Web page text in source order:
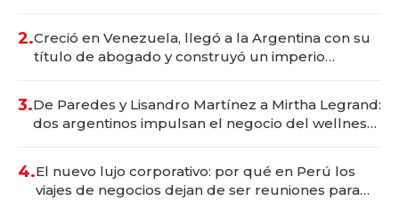
2.Creció en Venezuela, llegó a la Argentina con su
título de abogado y construyó un imperio
3.De Paredes y Lisandro Martínez a Mirtha Legrand:
dos argentinos impulsan el negocio del wellness
4.El nuevo lujo corporativo: por qué en Perú los
viajes de negocios dejan de ser reuniones para